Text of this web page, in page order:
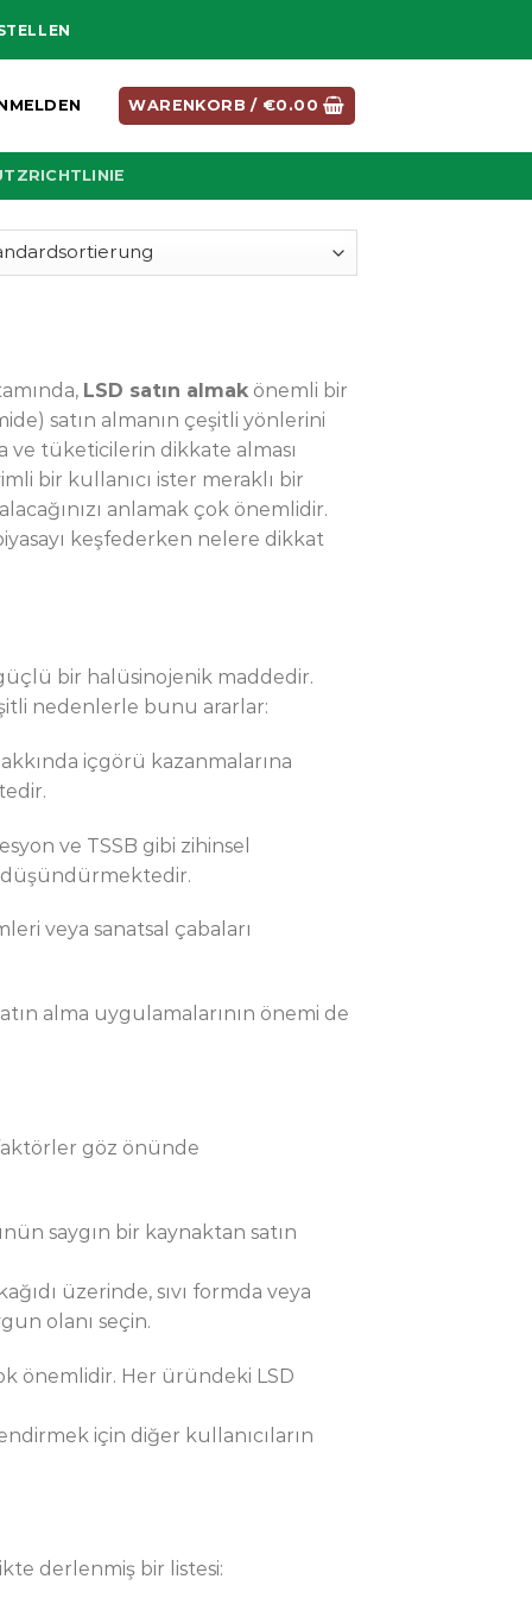
WARENKORB / €0.00
LSD satın almak önemli bir
satın almanın çeşitli yönlerini
tüketicilerin dikkate alması
bir kullanıcı ister meraklı bir
anlamak çok önemlidir.
keşfederken nelere dikkat
bir halüsinojenik maddedir.
nedenlerle bunu ararlar:
içgörü kazanmalarına
ve TSSB gibi zihinsel
düşündürmektedir.
veya sanatsal çabaları
alma uygulamalarının önemi de
göz önünde
saygın bir kaynaktan satın
üzerinde, sıvı formda veya
olanı seçin.
önemlidir. Her üründeki LSD
için diğer kullanıcıların
derlenmiş bir listesi: